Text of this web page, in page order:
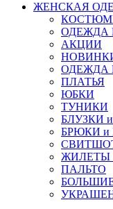
ЖЕНСКАЯ
ОДЕЖДА
АКЦИИ
ОДЕЖДА
ПЛАТЬЯ
ЮБКИ
ТУНИКИ
БЛУЗКИ
БРЮКИ
ЖИЛЕТЫ
ПАЛЬТО